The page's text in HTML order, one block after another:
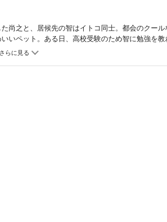
尚之と、居候先の智はイトコ同士。都会のクール
いペット。ある日、高校受験のため智に勉強を教
てしまい……。